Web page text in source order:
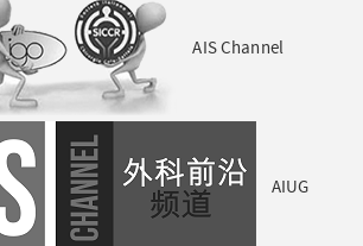
AIS Channel
AIUG